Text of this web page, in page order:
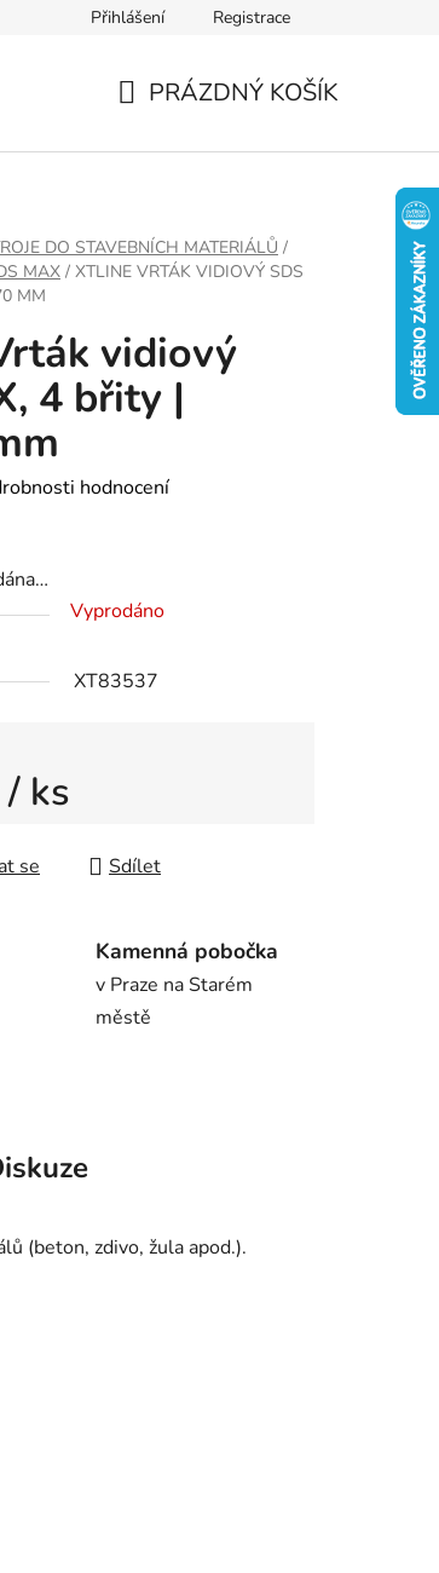
Přihlášení Registrace
PRÁZDNÝ KOŠÍK
DO STAVEBNÍCH MATERIÁLŮ /
MAX / XTLINE VRTÁK VIDIOVÝ SDS
MM
vidiový
4 břity |
hodnocení
Vyprodáno
XT83537
/ ks
se Sdílet
Kamenná pobočka
v Praze na Starém
městě
(beton, zdivo, žula apod.).